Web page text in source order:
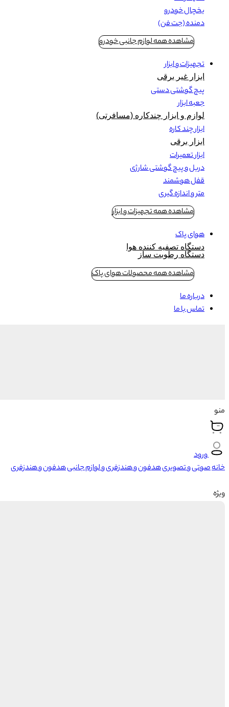
یخچال خودرو
دمنده (جت فن)
مشاهده همه لوازم جانبی خودرو
تجهیزات و ابزار
ابزار غیر برقی
پیچ گوشتی دستی
جعبه ابزار
لوازم و ابزار چندکاره (مسافرتی)
ابزار چند کاره
ابزار برقی
ابزار تعمیرات
دریل و پیچ گوشتی شارژی
قفل هوشمند
متر و اندازه گیری
مشاهده همه تجهیزات و ابزار
هوای پاک
دستگاه تصفیه کننده هوا
دستگاه رطوبت ساز
مشاهده همه محصولات هوای پاک
درباره ما
تماس با ما
منو
ورود
خانهصوتی و تصویریهدفون و هندزفری و لوازم جانبیهدفون و هندزفری
ویژه